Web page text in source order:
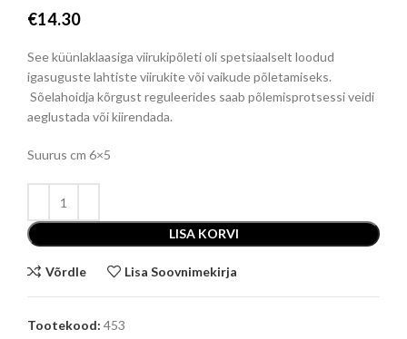
€14.30
See küünlaklaasiga viirukipõleti oli spetsiaalselt loodud
igasuguste lahtiste viirukite või vaikude põletamiseks.
Sõelahoidja kõrgust reguleerides saab põlemisprotsessi veidi
aeglustada või kiirendada.
Suurus cm 6×5
LISA KORVI
Võrdle Lisa Soovnimekirja
Tootekood: 453